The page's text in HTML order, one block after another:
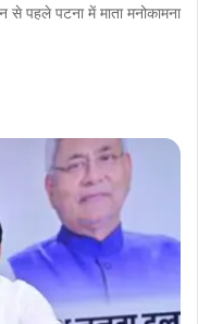
से पहले पटना में माता मनोकामना